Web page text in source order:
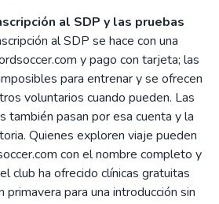
al SDP y las pruebas
al SDP se hace con una
y pago con tarjeta; las
para entrenar y se ofrecen
voluntarios cuando pueden. Las
también pasan por esa cuenta y la
Quienes exploren viaje pueden
con el nombre completo y
club ha ofrecido clínicas gratuitas
primavera para una introducción sin